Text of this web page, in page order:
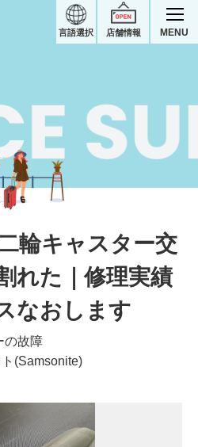
店舗情報
言語選択 MENU
タイヤが割れた｜サムソナイトスーツケース修理実績
輪キャスター交
れた｜修理実績
なおします
の故障
(Samsonite)